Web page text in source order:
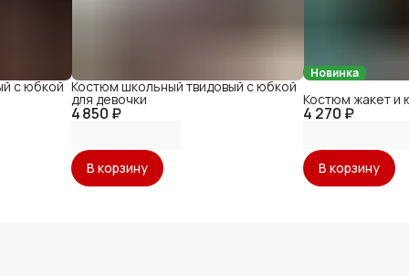
с юбкой
4 850 ₽
Костюм школьный твидовый с юбкой
для девочки
В корзину
Новинка
4 270 ₽
Костюм жакет и
В корзину